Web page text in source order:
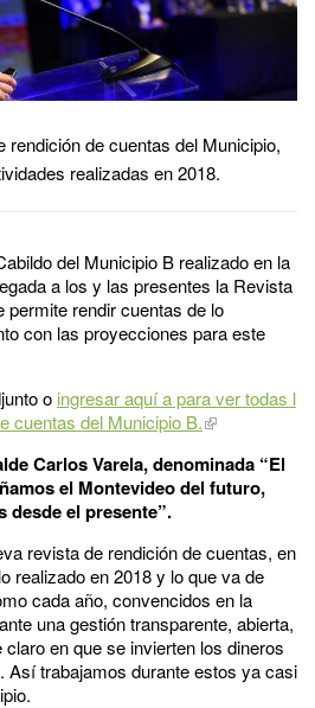
de cuentas del Municipio,
realizadas en 2018.
del Municipio B realizado en la
a los y las presentes la Revista
permite rendir cuentas de lo
con las proyecciones para este
o ingresar aquí a para ver todas l
cuentas del Municipio B.
Carlos Varela, denominada “El
el Montevideo del futuro,
desde el presente”.
revista de rendición de cuentas, en
realizado en 2018 y lo que va de
cada año, convencidos en la
una gestión transparente, abierta,
en que se invierten los dineros
Así trabajamos durante estos ya casi